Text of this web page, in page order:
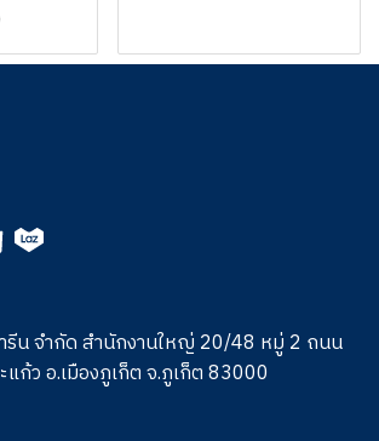
รีน จำกัด สำนักงานใหญ่ 20/48 หมู่ 2 ถนน
แก้ว อ.เมืองภูเก็ต จ.ภูเก็ต 83000